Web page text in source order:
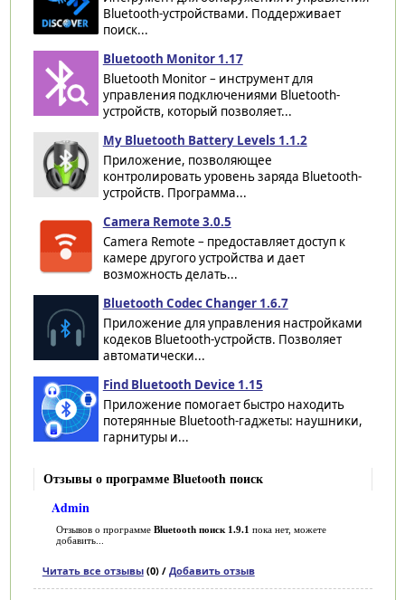
Bluetooth-устройствами. Поддерживает
поиск...
Bluetooth Monitor 1.17
Bluetooth Monitor – инструмент для
управления подключениями Bluetooth-
устройств, который позволяет...
My Bluetooth Battery Levels 1.1.2
Приложение, позволяющее
контролировать уровень заряда Bluetooth-
устройств. Программа...
Camera Remote 3.0.5
Camera Remote – предоставляет доступ к
камере другого устройства и дает
возможность делать...
Bluetooth Codec Changer 1.6.7
Приложение для управления настройками
кодеков Bluetooth-устройств. Позволяет
автоматически...
Find Bluetooth Device 1.15
Приложение помогает быстро находить
потерянные Bluetooth-гаджеты: наушники,
гарнитуры и...
Отзывы о программе Bluetooth поиск
Admin
Отзывов о программе Bluetooth поиск 1.9.1 пока нет, можете
добавить...
Читать все отзывы(0) / Добавить отзыв